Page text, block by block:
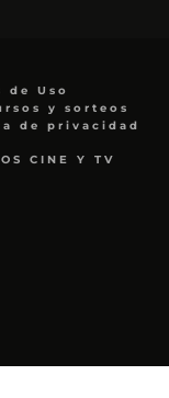
de Uso
y sorteos
de privacidad
CINE Y TV